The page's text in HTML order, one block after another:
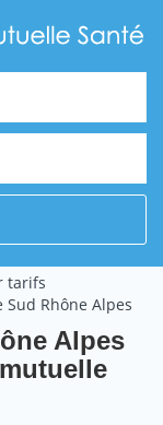
tarifs
Rhône Alpes
Alpes